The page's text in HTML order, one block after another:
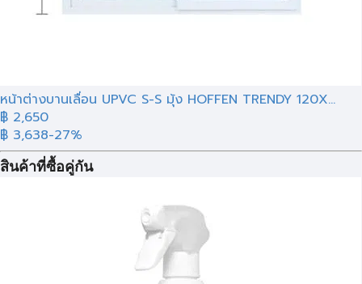
หน้าต่างบานเลื่อน UPVC S-S มุ้ง HOFFEN TRENDY 120X...
฿ 2,650
฿ 3,638-27%
สินค้าที่ซื้อคู่กัน